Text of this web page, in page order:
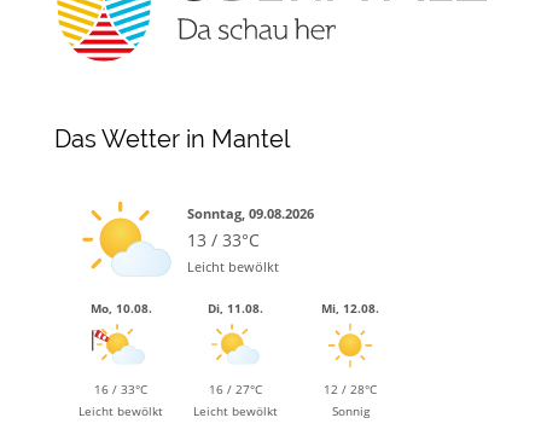
Das Wetter in Mantel
Sonntag, 09.08.2026
13 / 33°C
Leicht bewölkt
Mo, 10.08.
16 / 33°C
Leicht bewölkt
Di, 11.08.
16 / 27°C
Leicht bewölkt
Mi, 12.08.
12 / 28°C
Sonnig